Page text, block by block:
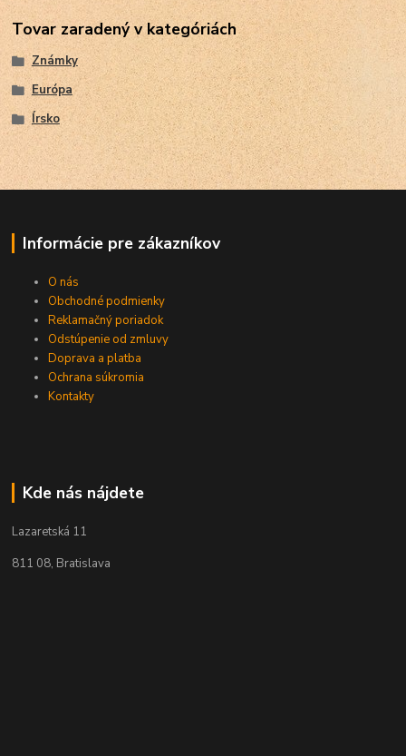
Tovar zaradený v kategóriách
Známky
Európa
Írsko
Informácie pre zákazníkov
O nás
Obchodné podmienky
Reklamačný poriadok
Odstúpenie od zmluvy
Doprava a platba
Ochrana súkromia
Kontakty
Kde nás nájdete
Lazaretská 11
811 08, Bratislava